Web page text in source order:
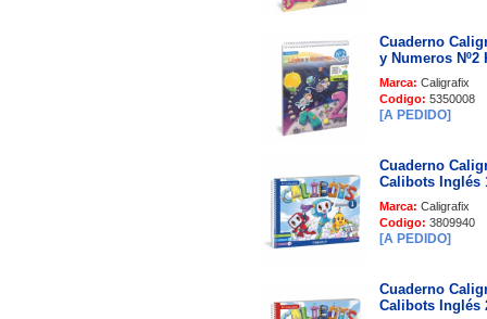
Cuaderno
y Numeros Nº2
Marca: Caligrafix
Codigo: 5350008
[A PEDIDO]
Cuaderno
Calibots Inglés
Marca: Caligrafix
Codigo: 3809940
[A PEDIDO]
Cuaderno
Calibots Inglés